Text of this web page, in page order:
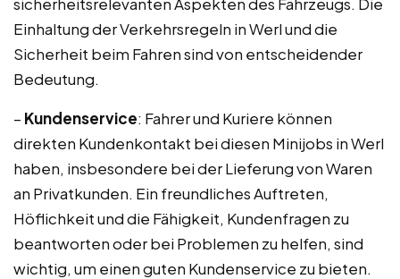
Einhaltung der Verkehrsregeln in Werl und die
Sicherheit beim Fahren sind von entscheidender
Bedeutung.
– Kundenservice: Fahrer und Kuriere können
direkten Kundenkontakt bei diesen Minijobs in Werl
haben, insbesondere bei der Lieferung von Waren
an Privatkunden. Ein freundliches Auftreten,
Höflichkeit und die Fähigkeit, Kundenfragen zu
beantworten oder bei Problemen zu helfen, sind
wichtig, um einen guten Kundenservice zu bieten.